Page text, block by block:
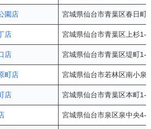
園店 宮城県仙台市青葉区春日
店 宮城県仙台市青葉区上杉
店 宮城県仙台市青葉区堤町
町店 宮城県仙台市若林区南小
店 宮城県仙台市青葉区本町
宮城県仙台市泉区泉中央